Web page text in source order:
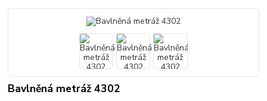
Bavlněná metráž 4302